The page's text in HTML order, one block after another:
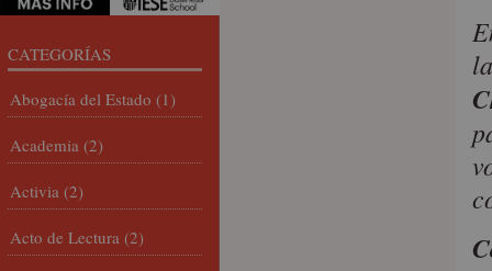
CATEGORÍAS
Abogacía del Estado (1)
Academia (2)
Activia (2)
Acto de Lectura (2)